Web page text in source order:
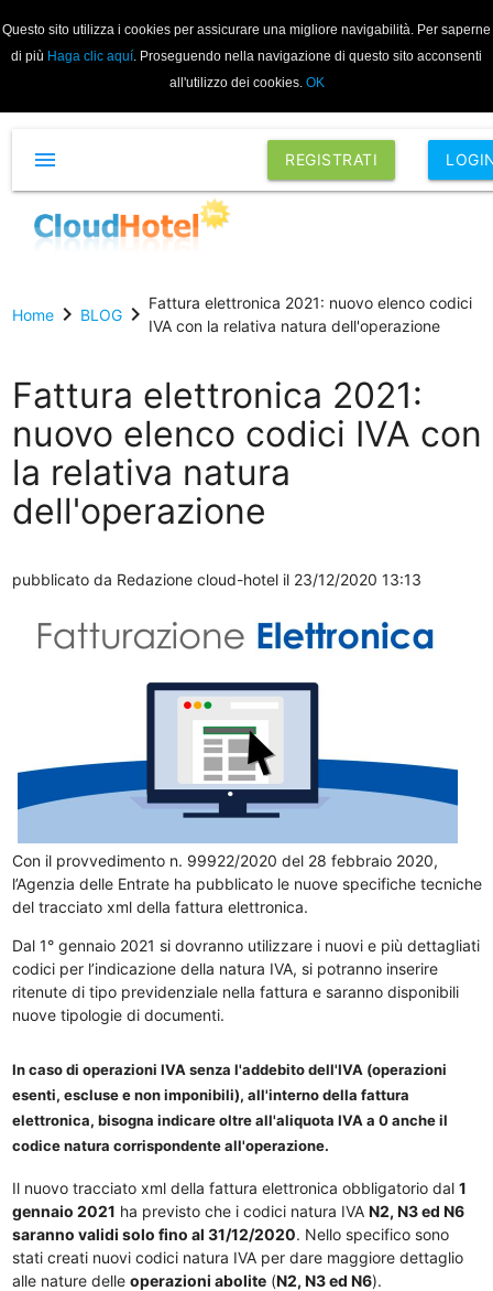
Questo sito utilizza i cookies per assicurare una migliore navigabilità. Per saperne
di più Haga clic aquí. Proseguendo nella navigazione di questo sito acconsenti
all'utilizzo dei cookies. OK
REGISTRATI
menu
Homechevron_right BLOGchevron_right Fattura elettronica 2021: nuovo elenco codici
IVA con la relativa natura dell'operazione
Fattura elettronica 2021:
nuovo elenco codici IVA con
la relativa natura
dell'operazione
pubblicato da Redazione cloud-hotelil 23/12/2020 13:13
Con il provvedimento n. 99922/2020 del 28 febbraio 2020,
l’Agenzia delle Entrate ha pubblicato le nuove specifiche tecniche
del tracciato xml della fattura elettronica.
Dal 1° gennaio 2021 si dovranno utilizzare i nuovi e più dettagliati
codici per l’indicazione della natura IVA, si potranno inserire
ritenute di tipo previdenziale nella fattura e saranno disponibili
nuove tipologie di documenti.
In caso di operazioni IVA senza l'addebito dell'IVA (operazioni
esenti, escluse e non imponibili), all'interno della fattura
elettronica, bisogna indicare oltre all'aliquota IVA a 0 anche il
codice natura corrispondente all'operazione.
Il nuovo tracciato xml della fattura elettronica obbligatorio dal 1
gennaio 2021 ha previsto che i codici natura IVA N2, N3 ed N6
saranno validi solo fino al 31/12/2020. Nello specifico sono
stati creati nuovi codici natura IVA per dare maggiore dettaglio
alle nature delle operazioni abolite(N2, N3 ed N6).